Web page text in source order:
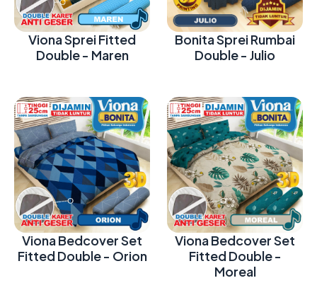
Viona Sprei Fitted
Double - Maren
Bonita Sprei Rumbai
Double - Julio
Viona Bedcover Set
Fitted Double - Orion
Viona Bedcover Set
Fitted Double -
Moreal